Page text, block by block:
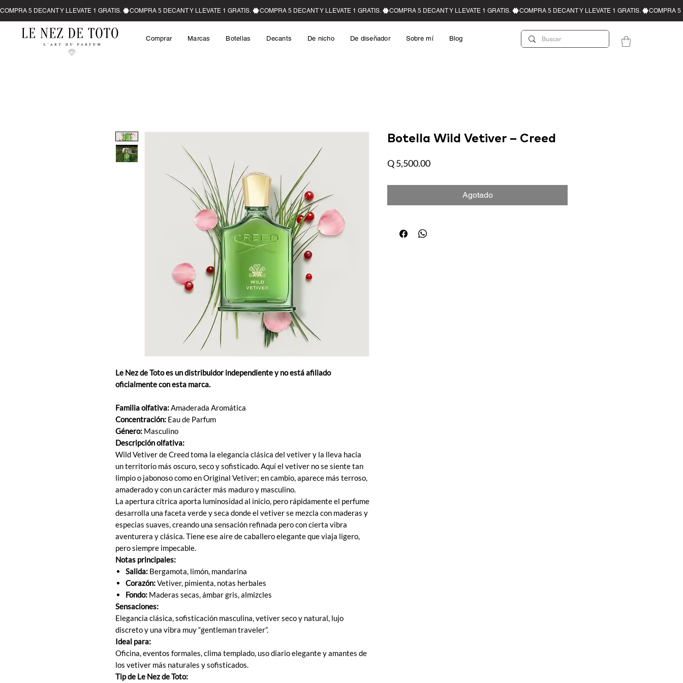
Comprar Marcas Botellas Decants De nicho De diseñador Sobre mí Blog
Le Nez de Toto es un distribuidor independiente y no está afiliado
oficialmente con esta marca.
Familia olfativa:Amaderada Aromática
Concentración: Eau de Parfum
Género: Masculino
Descripción olfativa:
Wild Vetiver de Creed toma la elegancia clásica del vetiver y la lleva hacia
un territorio más oscuro, seco y sofisticado. Aquí el vetiver no se siente tan
limpio o jabonoso como en Original Vetiver; en cambio, aparece más terroso,
amaderado y con un carácter más maduro y masculino.
La apertura cítrica aporta luminosidad al inicio, pero rápidamente el perfume
desarrolla una faceta verde y seca donde el vetiver se mezcla con maderas y
especias suaves, creando una sensación refinada pero con cierta vibra
aventurera y clásica. Tiene ese aire de caballero elegante que viaja ligero,
pero siempre impecable.
Notas principales:
Salida: Bergamota, limón, mandarina
Corazón:Vetiver, pimienta, notas herbales
Fondo: Maderas secas, ámbar gris, almizcles
Sensaciones:
Elegancia clásica, sofisticación masculina, vetiver seco y natural, lujo
discreto y una vibra muy “gentleman traveler”.
Ideal para:
Oficina, eventos formales, clima templado, uso diario elegante y amantes de
los vetiver más naturales y sofisticados.
Tip de Le Nez de Toto:
Botella Wild Vetiver – Creed
Q 5,500.00Precio
Agotado